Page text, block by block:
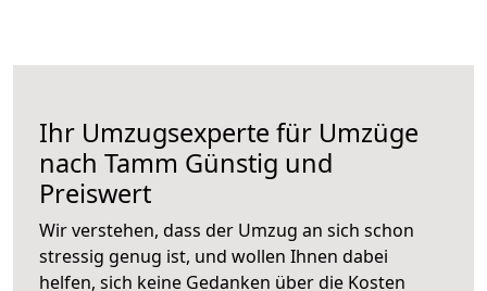
Ihr Umzugsexperte für Umzüge
nach Tamm Günstig und
Preiswert
Wir verstehen, dass der Umzug an sich schon
stressig genug ist, und wollen Ihnen dabei
helfen, sich keine Gedanken über die Kosten